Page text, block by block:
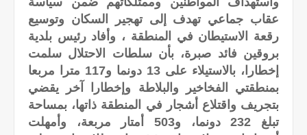
عقاب جماعي تهدف إلى تهجير السكان وتوسيع
رقعة الاستيطان في المنطقة ، وأفاد رئيس بلدية
بروقين فائد صبرة، بأن سلطات الاحتلال سلمت
إخطارا، بالاستيلاء على 13 دونما و117 مترا مربعا
بمنطقتي الفخاخير والبلاطة وإخطارا آخر يقضي
بتجريف واقتلاع أشجار في المنطقة ذاتها، بمساحة
تبلغ 232 دونما، و503 أمتار مربعة، وأمهلت